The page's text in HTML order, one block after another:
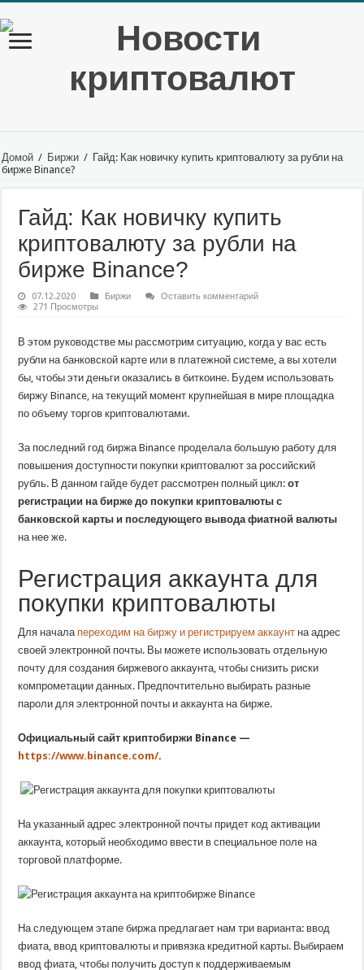
Домой / Биржи / Гайд: Как новичку купить криптовалюту за рубли на
бирже Binance?
Гайд: Как новичку купить
криптовалюту за рубли на
бирже Binance?
07.12.2020 Биржи
Оставить комментарий
271 Просмотры
В этом руководстве мы рассмотрим ситуацию, когда у вас есть
рубли на банковской карте или в платежной системе, а вы хотели
бы, чтобы эти деньги оказались в биткоине. Будем использовать
биржу Binance, на текущий момент крупнейшая в мире площадка
по объему торгов криптовалютами.
За последний год биржа Binance проделала большую работу для
повышения доступности покупки криптовалют за российский
рубль. В данном гайде будет рассмотрен полный цикл:от
регистрации на бирже до покупки криптовалюты с
банковской карты и последующего вывода фиатной валюты
на нее же.
Регистрация аккаунта для
покупки криптовалюты
Для начала переходим на биржу и регистрируем аккаунт на адрес
своей электронной почты. Вы можете использовать отдельную
почту для создания биржевого аккаунта, чтобы снизить риски
компрометации данных. Предпочтительно выбирать разные
пароли для электронной почты и аккаунта на бирже.
Официальный сайт криптобиржи Binance —
https://www.binance.com/.
На указанный адрес электронной почты придет код активации
аккаунта, который необходимо ввести в специальное поле на
торговой платформе.
На следующем этапе биржа предлагает нам три варианта: ввод
фиата, ввод криптовалюты и привязка кредитной карты. Выбираем
ввод фиата, чтобы получить доступ к поддерживаемым